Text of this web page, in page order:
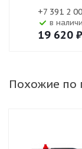
+7 391 2
В
19 620 ₽
Похожие по